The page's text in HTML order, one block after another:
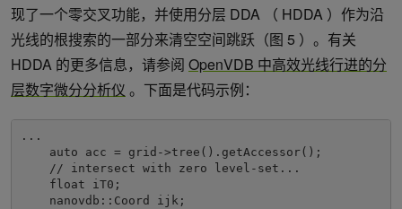
现了一个零交叉功能，并使用分层 DDA （ HDDA ）作为沿
光线的根搜索的一部分来清空空间跳跃（图 5 ）。有关
HDDA 的更多信息，请参阅 OpenVDB 中高效光线行进的分
层数字微分分析仪 。下面是代码示例：
...
auto acc = grid ->tree (). getAccessor();
// intersect with zero level-set...
float iT0 ;
    nanovdb
:: Coord ijk;